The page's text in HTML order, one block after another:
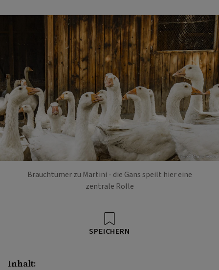
Foto: Marco Rossi
Brauchtümer zu Martini - die Gans speilt hier eine
zentrale Rolle
SPEICHERN
Inhalt: